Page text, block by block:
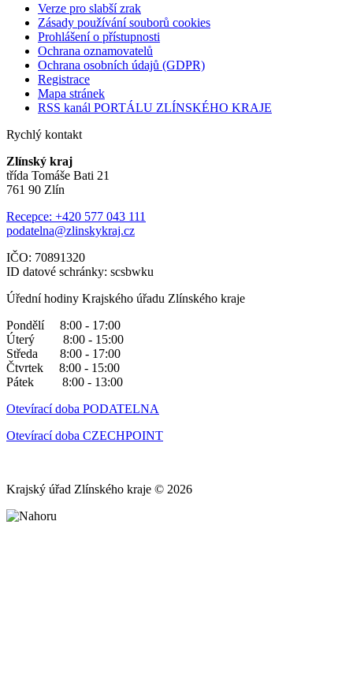
Verze pro slabší zrak
Zásady používání souborů cookies
Prohlášení o přístupnosti
Ochrana oznamovatelů
Ochrana osobních údajů (GDPR)
Registrace
Mapa stránek
RSS kanál PORTÁLU ZLÍNSKÉHO KRAJE
Rychlý kontakt
Zlínský kraj
třída Tomáše Bati 21
761 90 Zlín
Recepce: +420 577 043 111
podatelna@zlinskykraj.cz
IČO: 70891320
ID datové schránky: scsbwku
Úřední hodiny Krajského úřadu Zlínského kraje
Pondělí 8:00 - 17:00
Úterý 8:00 - 15:00
Středa 8:00 - 17:00
Čtvrtek 8:00 - 15:00
Pátek 8:00 - 13:00
Otevírací doba PODATELNA
Otevírací doba CZECHPOINT
Krajský úřad Zlínského kraje © 2026